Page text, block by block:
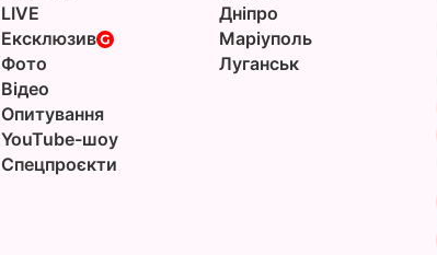
LIVE
Ексклюзив
Фото
Відео
Опитування
YouTube-шоу
Спецпроєкти
Дніпро
Маріуполь
Луганськ